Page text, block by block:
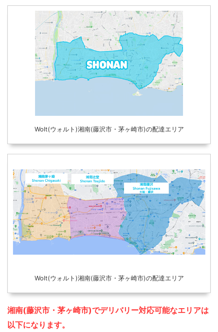
Wolt(ウォルト)湘南(藤沢市・茅ヶ崎市)の配達エリア
Wolt(ウォルト)湘南(藤沢市・茅ヶ崎市)の配達エリア
湘南(藤沢市・茅ヶ崎市)でデリバリー対応可能なエリアは
以下になります。